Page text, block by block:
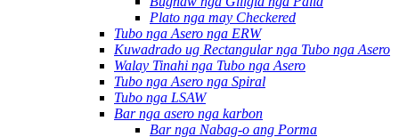
Plato nga may Checkered
Tubo nga Asero nga ERW
Kuwadrado ug Rectangular nga Tubo nga Asero
Walay Tinahi nga Tubo nga Asero
Tubo nga Asero nga Spiral
Tubo nga LSAW
Bar nga asero nga karbon
Bar nga Nabag-o ang Porma